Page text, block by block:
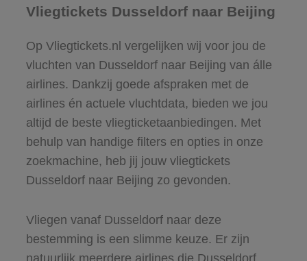
Vliegtickets Dusseldorf naar Beijing
Op Vliegtickets.nl vergelijken wij voor jou de
vluchten van Dusseldorf naar Beijing van álle
airlines. Dankzij goede afspraken met de
airlines én actuele vluchtdata, bieden we jou
altijd de beste vliegticketaanbiedingen. Met
behulp van handige filters en opties in onze
zoekmachine, heb jij jouw vliegtickets
Dusseldorf naar Beijing zo gevonden.
Vliegen vanaf Dusseldorf naar deze
bestemming is een slimme keuze. Er zijn
natuurlijk meerdere airlines die Dusseldorf